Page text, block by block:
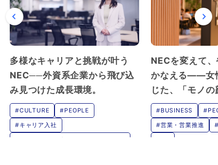
多様なキャリアと挑戦が叶う
NEC──外資系企業から飛び込
み見つけた成長環境。
#CULTURE
#PEOPLE
#キャリア入社
#マーケティング・コミュニケーション
NECを変えて
かなえる――女
じた、「モノ
大きな一石。
#BUSINESS
#営業・営業推進